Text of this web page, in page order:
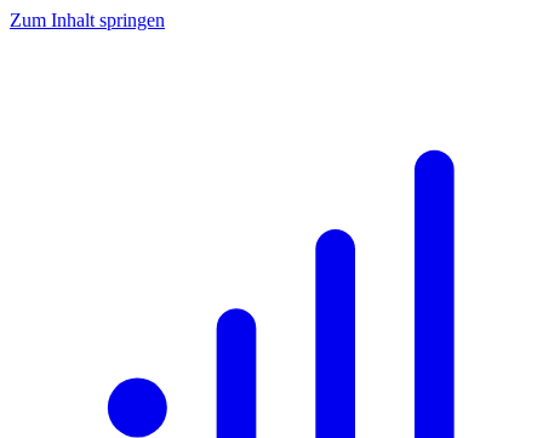
Zum Inhalt springen